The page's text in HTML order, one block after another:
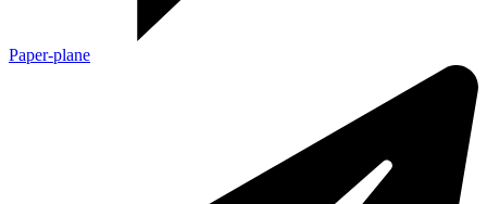
Paper-plane